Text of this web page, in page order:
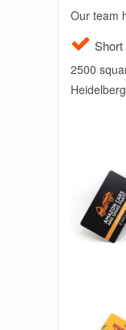
Our team
Short
2500